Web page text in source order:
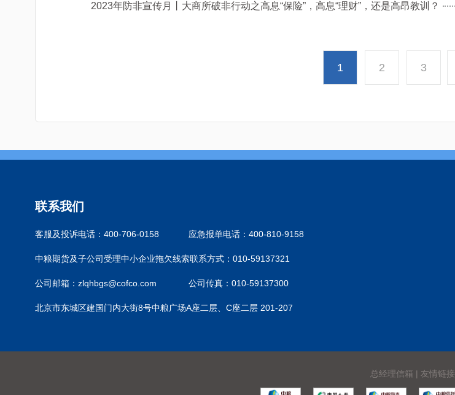
2023年防非宣传月丨大商所破非行动之高息“保险”，高息“理财”，还是高昂教训？
1 2 3
联系我们
客服及投诉电话：400-706-0158 应急报单电话：400-810-9158
中粮期货及子公司受理中小企业拖欠线索联系方式：010-59137321
公司邮箱：zlqhbgs@cofco.com 公司传真：010-59137300
北京市东城区建国门内大街8号中粮广场A座二层、C座二层 201-207
总经理信箱 | 友情链接